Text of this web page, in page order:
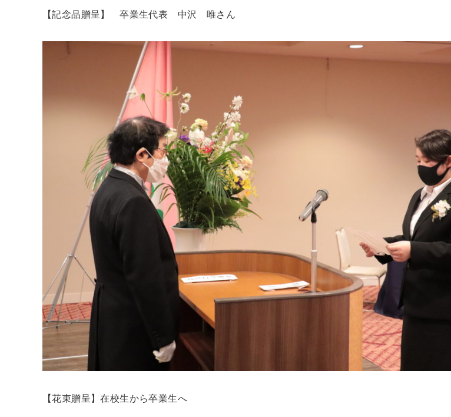
【記念品贈呈】 卒業生代表 中沢 唯さん
【花束贈呈】在校生から卒業生へ